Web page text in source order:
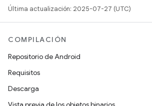
Última actualización: 2025-07-27 (UTC)
COMPILACIÓN
Repositorio de Android
Requisitos
Descarga